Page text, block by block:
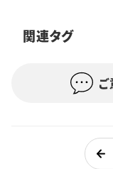
学生記者募
関連タグ
ご